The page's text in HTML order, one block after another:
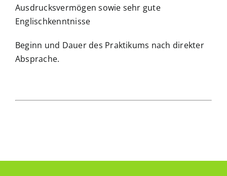
Ausdrucksvermögen sowie sehr gute
Englischkenntnisse
Beginn und Dauer des Praktikums nach direkter
Absprache.